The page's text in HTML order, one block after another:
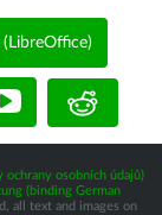
ochrany osobních údajů)
(binding German
all text and images on